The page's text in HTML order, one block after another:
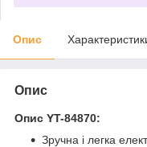
Опис
Опис
Опис YT-84870:
Зручна і легка